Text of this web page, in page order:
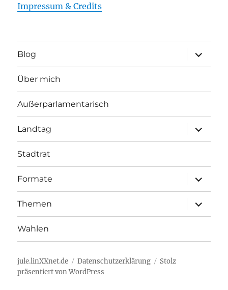
Impressum & Credits
Blog
öffnen
Über mich
Außerparlamentarisch
Landtag
öffnen
Stadtrat
Formate
öffnen
Themen
öffnen
Wahlen
jule.linXXnet.de Datenschutzerklärung
Stolz
präsentiert von WordPress